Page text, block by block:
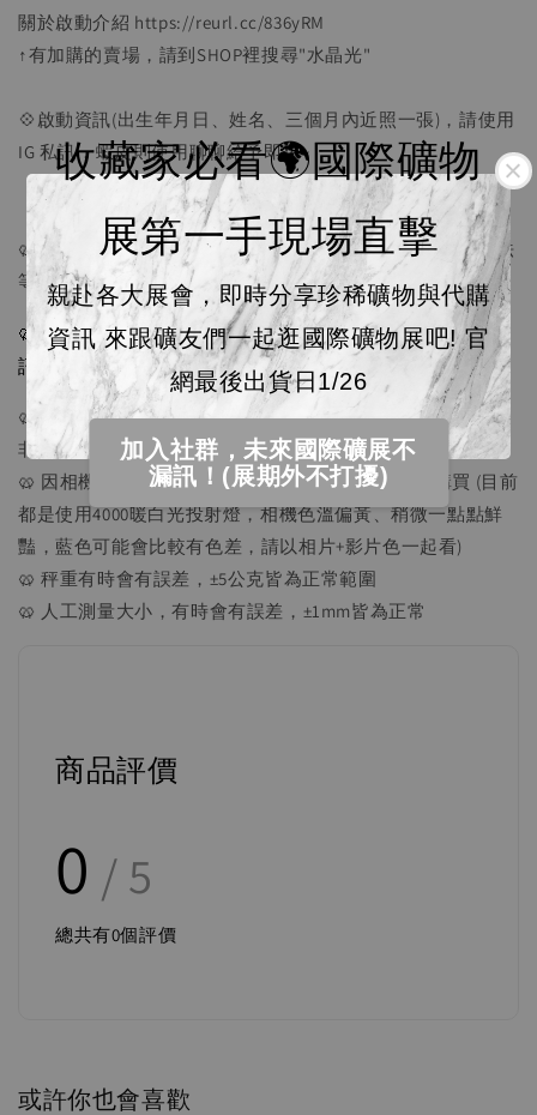
收藏家必看🌍國際礦物
展第一手現場直擊
親赴各大展會，即時分享珍稀礦物與代購
資訊 來跟礦友們一起逛國際礦物展吧! 官
網最後出貨日1/26
加入社群，未來國際礦展不
漏訊！(展期外不打擾)
關於啟動介紹 https://reurl.cc/836yRM
↑有加購的賣場，請到SHOP裡搜尋"水晶光"
💠啟動資訊(出生年月日、姓名、三個月內近照一張)，請使用
IG 私訊，蝦皮則使用聊聊給予即可~
🥨 因人手不足，出貨時間為1-3天寄件，請耐心等待，若無法
等待請勿購買。
🥨 因官網無法上傳影片，我們每顆礦石都有影片，歡迎私
訊索取影片。
🥨 自然晶礦多少有礦缺或人類認為的缺陷，請理解天然礦石
非完美也是他們的美，不介意者再邀請
🥨 因相機與螢幕的設定，一定會有色差，可接受再購買 (目前
都是使用4000暖白光投射燈，相機色溫偏黃、稍微一點點鮮
豔，藍色可能會比較有色差，請以相片+影片色一起看)
🥨 秤重有時會有誤差，±5公克皆為正常範圍
🥨 人工測量大小，有時會有誤差，±1mm皆為正常
商品評價
0 / 5
總共有0個評價
或許你也會喜歡